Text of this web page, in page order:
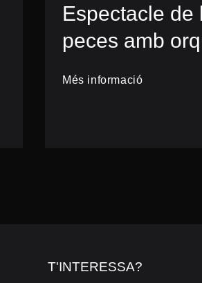
Espectacle de
peces amb
Més informació
T'INTERESSA?